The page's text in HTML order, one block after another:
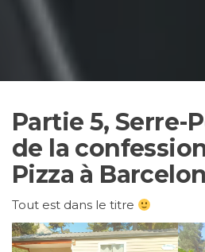
Partie 5, Serre-
de la
Pizza à
Tout est dans le titre